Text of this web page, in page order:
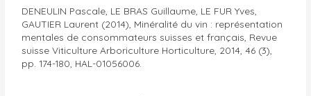
DENEULIN Pascale, LE BRAS Guillaume, LE FUR Yves,
GAUTIER Laurent (2014), Minéralité du vin : représentation
mentales de consommateurs suisses et français, Revue
suisse Viticulture Arboriculture Horticulture, 2014, 46 (3),
pp. 174-180, HAL-01056006.